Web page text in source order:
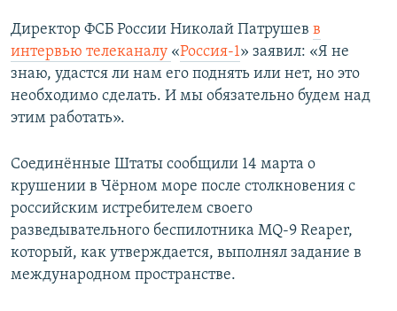
Директор ФСБ России Николай Патрушев в
интервью телеканалу «​Россия-1»​ заявил: «Я не
знаю, удастся ли нам его поднять или нет, но это
необходимо сделать. И мы обязательно будем над
этим работать».
Соединённые Штаты сообщили 14 марта о
крушении в Чёрном море после столкновения с
российским истребителем своего
разведывательного беспилотника MQ-9 Reaper,
который, как утверждается, выполнял задание в
международном пространстве.